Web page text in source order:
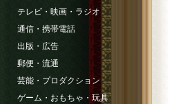
テレビ・映画・ラジオ
通信・携帯電話
出版・広告
郵便・流通
芸能・プロダクション
ゲーム・おもちゃ・玩具